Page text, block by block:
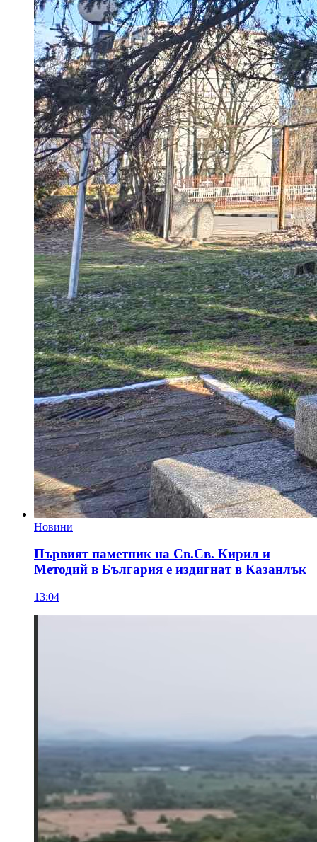
Новини
Първият паметник на Св.Св. Кирил и
Методий в България е издигнат в Казанлък
13:04